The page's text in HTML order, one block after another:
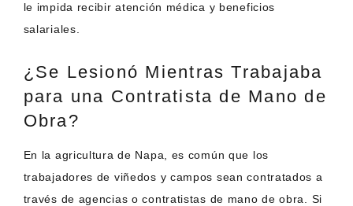
le impida recibir atención médica y beneficios
salariales.
¿Se Lesionó Mientras Trabajaba
para una Contratista de Mano de
Obra?
En la agricultura de Napa, es común que los
trabajadores de viñedos y campos sean contratados a
través de agencias o contratistas de mano de obra. Si